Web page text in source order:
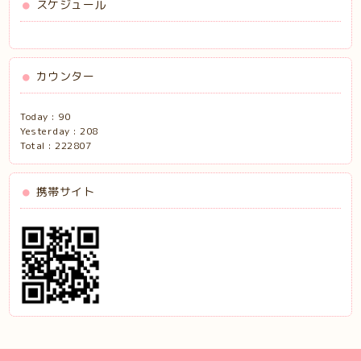
スケジュール
カウンター
Today : 90
Yesterday :208
Total :222807
携帯サイト